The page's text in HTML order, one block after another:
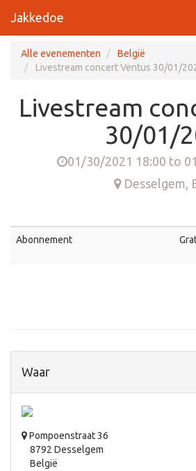
Jakkedoe
Alle evenementen
België
Livestream concert Ventus 30/01/
Livestream
30/01/
01/30/2021 18:00 to
Desselgem,
Abonnement
Waar
Pompoenstraat 36
8792 Desselgem
België